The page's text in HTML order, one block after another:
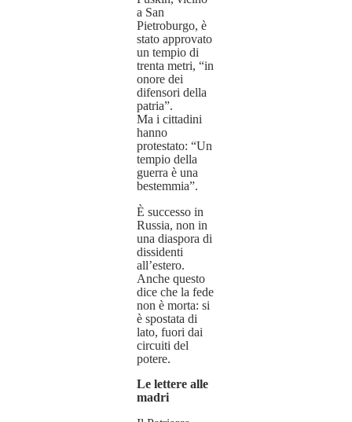
a San
Pietroburgo, è
stato approvato
un tempio di
trenta metri, “in
onore dei
difensori della
patria”.
Ma i cittadini
hanno
protestato: “Un
tempio della
guerra è una
bestemmia”.
È successo in
Russia, non in
una diaspora di
dissidenti
all’estero.
Anche questo
dice che la fede
non è morta: si
è spostata di
lato, fuori dai
circuiti del
potere.
Le lettere alle
madri